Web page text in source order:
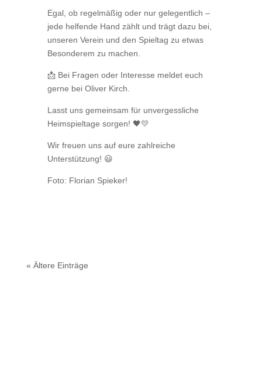
Egal, ob regelmäßig oder nur gelegentlich –
jede helfende Hand zählt und trägt dazu bei,
unseren Verein und den Spieltag zu etwas
Besonderem zu machen.
📩 Bei Fragen oder Interesse meldet euch
gerne bei Oliver Kirch.
Lasst uns gemeinsam für unvergessliche
Heimspieltage sorgen! 🖤💛
Wir freuen uns auf eure zahlreiche
Unterstützung! 😃
Foto: Florian Spieker!
« Ältere Einträge